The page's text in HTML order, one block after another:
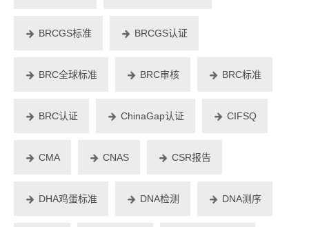
BRCGS标准 BRCGS认证
BRC全球标准 BRC审核 BRC标准
BRC认证 ChinaGap认证 CIFSQ
CMA CNAS CSR报告
DHA鸡蛋标准 DNA检测 DNA测序